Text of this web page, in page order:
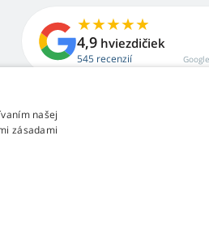
4,9 hviezdičiek
545 recenzií Google
našej
zásadami